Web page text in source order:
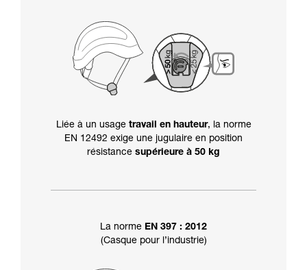
Liée à un usage travail en hauteur, la norme
EN 12492 exige une jugulaire en position
résistance supérieure à 50 kg
La norme EN 397 : 2012
(Casque pour l’industrie)